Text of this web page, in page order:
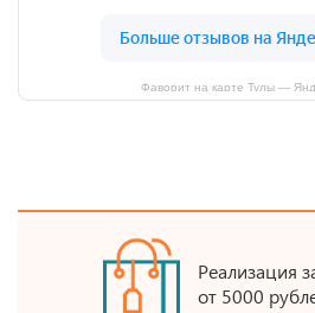
Фаворит на карте Тулы —
Реализация
от 5000